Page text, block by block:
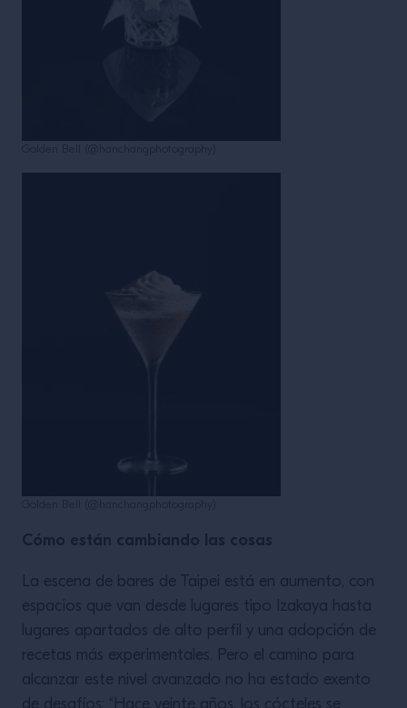
Cómo están cambiando las cosas
La escena de bares de Taipei está en aumento, con
espacios que van desde lugares tipo Izakaya hasta
lugares apartados de alto perfil y una adopción de
recetas más experimentales. Pero el camino para
alcanzar este nivel avanzado no ha estado exento